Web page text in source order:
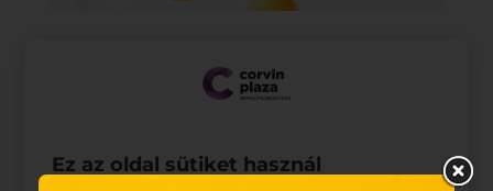
A C-vitaminra és annak pótlására sokan
fontos szerepe van az immunerősítésben. Ennek
ellenére előfordulhat, hogy szervezetünk nem jut
Ez az oldal sütiket használ